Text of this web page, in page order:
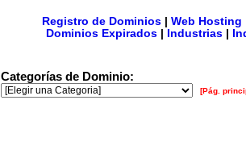
Registro de Dominios| Web Hosting
Dominios Expirados
Industrias
Categorías de Dominio:
[Pág.